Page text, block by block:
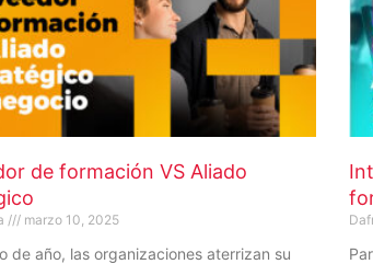
de formación VS Aliado
marzo 10, 2025
de año, las organizaciones aterrizan su